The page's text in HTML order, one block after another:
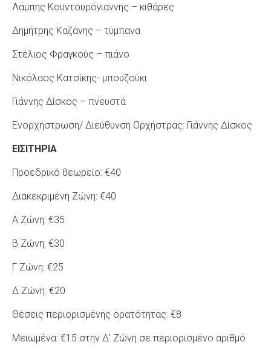
Λάμπης Κουντουρόγιαννης – κιθάρες
Δημήτρης Καζάνης – τύμπανα
Στέλιος Φραγκούς – πιάνο
Νικόλαος Κατσίκης- μπουζούκι
Γιάννης Δίσκος – πνευστά
Ενορχήστρωση/ Διεύθυνση Ορχήστρας: Γιάννης Δίσκος
ΕΙΣΙΤΗΡΙΑ
Προεδρικό θεωρείο: €40
Διακεκριμένη Ζώνη: €40
Α Ζώνη: €35
Β Ζώνη: €30
Γ Ζώνη: €25
Δ Ζώνη: €20
Θέσεις περιορισμένης ορατότητας: €8
Μειωμένα: €15 στην Δ' Ζώνη σε περιορισμένο αριθμό